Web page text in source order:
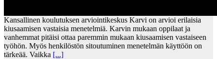
Kansallinen koulutuksen arviointikeskus Karvi on arvioi erilaisia
kiusaamisen vastaisia menetelmiä. Karvin mukaan oppilaat ja
vanhemmat pitäisi ottaa paremmin mukaan kiusaamisen vastaiseen
työhön. Myös henkilöstön sitoutuminen menetelmän käyttöön on
tärkeää. Vaikka [...]